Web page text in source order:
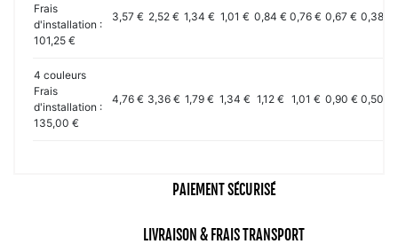
Frais
d'installation :
101,25 €
3,57 € 2,52 € 1,34 € 1,01 € 0,84 € 0,76 € 0,67 € 0,38 €
4 couleurs
Frais
d'installation :
135,00 €
4,76 € 3,36 € 1,79 € 1,34 € 1,12 € 1,01 € 0,90 € 0,50 €
PAIEMENT SÉCURISÉ
LIVRAISON & FRAIS TRANSPORT